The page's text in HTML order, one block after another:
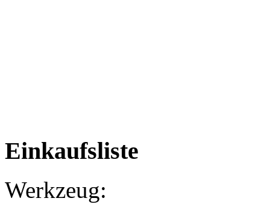
Einkaufsliste
Werkzeug: